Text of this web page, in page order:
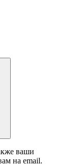
ваши
на email.